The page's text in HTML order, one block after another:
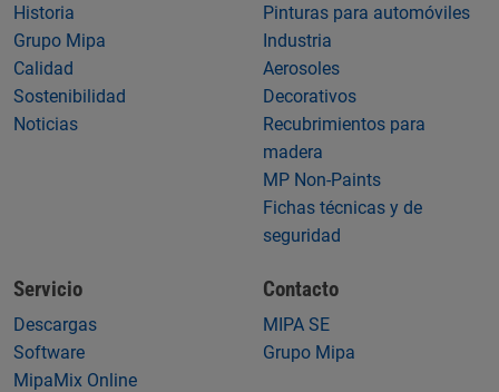
Historia
Grupo Mipa
Calidad
Sostenibilidad
Noticias
Pinturas para automóviles
Industria
Aerosoles
Decorativos
Recubrimientos para
madera
MP Non-Paints
Fichas técnicas y de
seguridad
Servicio
Descargas
Software
MipaMix Online
Contacto
MIPA SE
Grupo Mipa